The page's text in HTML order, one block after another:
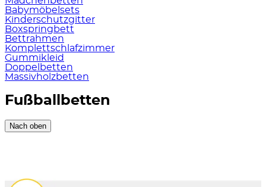
Babymöbelsets
Kinderschutzgitter
Boxspringbett
Bettrahmen
Komplettschlafzimmer
Gummikleid
Doppelbetten
Massivholzbetten
Fußballbetten
Nach oben